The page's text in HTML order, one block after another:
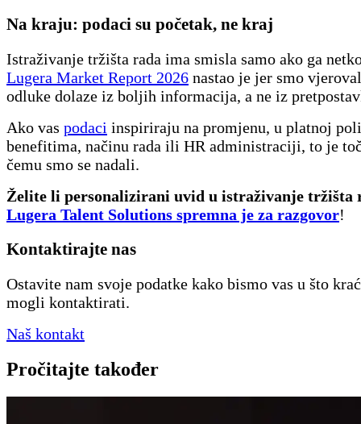
Na kraju: podaci su početak, ne kraj
Istraživanje tržišta rada ima smisla samo ako ga
Lugera Market Report 2026 nastao je jer smo
odluke dolaze iz boljih informacija, a ne iz
Ako vas podaci inspiriraju na promjenu, u platnoj
benefitima, načinu rada ili HR administraciji, to je
čemu smo se nadali.
Želite li personalizirani uvid u istraživanje tržišta
Lugera Talent Solutions spremna je za razgovor!
Kontaktirajte nas
Ostavite nam svoje podatke kako bismo vas u što
mogli kontaktirati.
Naš kontakt
Pročitajte također